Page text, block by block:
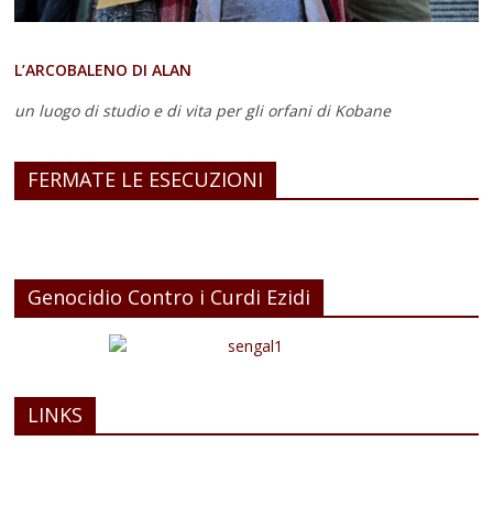
L’ARCOBALENO DI ALAN
un luogo di studio e di vita per gli orfani di Kobane
FERMATE LE ESECUZIONI
Genocidio Contro i Curdi Ezidi
LINKS